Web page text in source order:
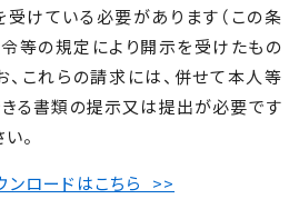
けている必要があります（この条
等の規定により開示を受けたもの
、これらの請求には、併せて本人等
る書類の提示又は提出が必要です
。
ンロードはこちら >>